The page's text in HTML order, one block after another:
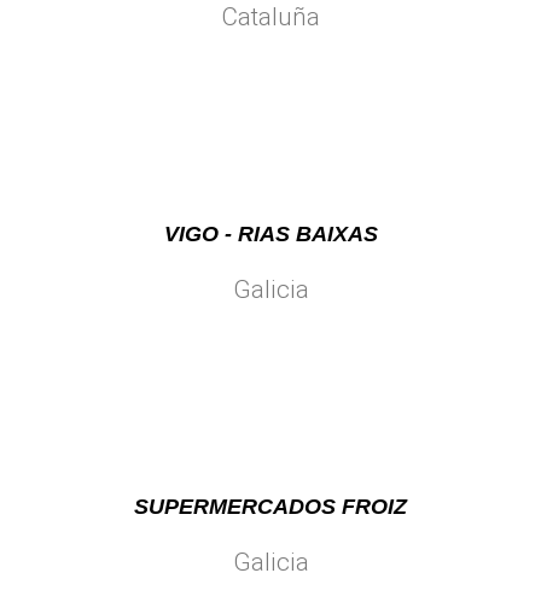
Cataluña
VIGO - RIAS BAIXAS
Galicia
SUPERMERCADOS FROIZ
Galicia